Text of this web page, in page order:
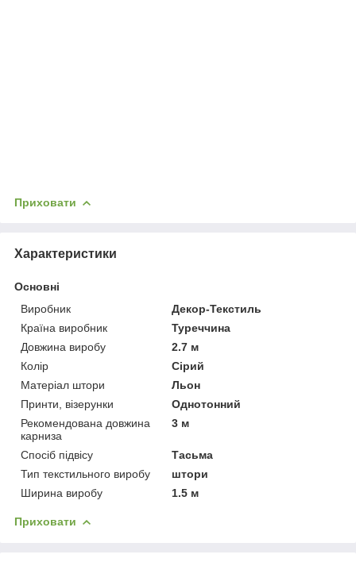
Приховати
Характеристики
Основні
Виробник
Декор-Текстиль
Країна виробник
Туреччина
Довжина виробу
2.7 м
Колір
Сірий
Матеріал штори
Льон
Принти, візерунки
Однотонний
Рекомендована довжина
карниза
3 м
Спосіб підвісу
Тасьма
Тип текстильного виробу
штори
Ширина виробу
1.5 м
Приховати